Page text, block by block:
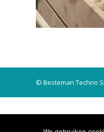
© Besteman Techno